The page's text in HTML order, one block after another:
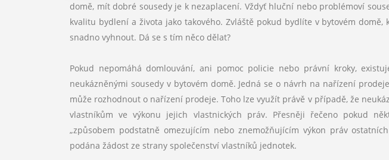
domě, mít dobré sousedy je k nezaplacení. Vždyť hluční nebo problémoví
kvalitu bydlení a života jako takového. Zvláště pokud bydlíte v bytovém
snadno vyhnout. Dá se s tím něco dělat?
Pokud nepomáhá domlouvání, ani pomoc policie nebo právní kroky,
neukázněnými sousedy v bytovém domě. Jedná se o návrh na nařízení
může rozhodnout o nařízení prodeje. Toho lze využít právě v případě, že
vlastníkům ve výkonu jejich vlastnických práv. Přesněji řečeno pokud
„způsobem podstatně omezujícím nebo znemožňujícím výkon práv
podána žádost ze strany společenství vlastníků jednotek.